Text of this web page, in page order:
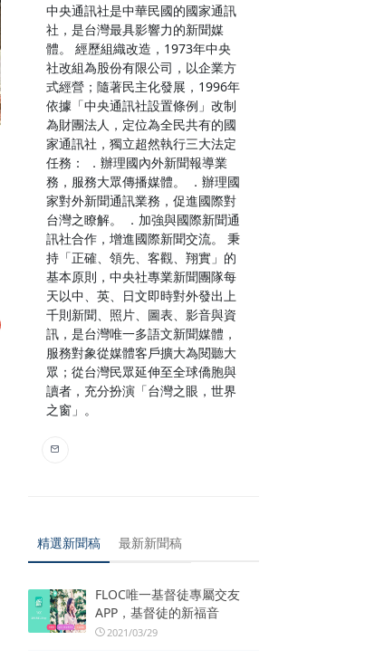
中央通訊社是中華民國的國家通訊
社，是台灣最具影響力的新聞媒
體。 經歷組織改造，1973年中央
社改組為股份有限公司，以企業方
式經營；隨著民主化發展，1996年
依據「中央通訊社設置條例」改制
為財團法人，定位為全民共有的國
家通訊社，獨立超然執行三大法定
任務： ．辦理國內外新聞報導業
務，服務大眾傳播媒體。 ．辦理國
家對外新聞通訊業務，促進國際對
台灣之瞭解。 ．加強與國際新聞通
訊社合作，增進國際新聞交流。 秉
持「正確、領先、客觀、翔實」的
基本原則，中央社專業新聞團隊每
天以中、英、日文即時對外發出上
千則新聞、照片、圖表、影音與資
訊，是台灣唯一多語文新聞媒體，
服務對象從媒體客戶擴大為閱聽大
眾；從台灣民眾延伸至全球僑胞與
讀者，充分扮演「台灣之眼，世界
之窗」。
精選新聞稿 最新新聞稿
FLOC唯一基督徒專屬交友
APP，基督徒的新福音
2021/03/29